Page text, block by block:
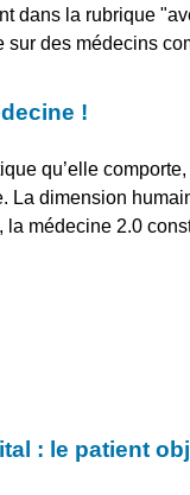
dans la rubrique
sur des médecins
!
qu’elle
La dimension
médecine 2.0
: le patient